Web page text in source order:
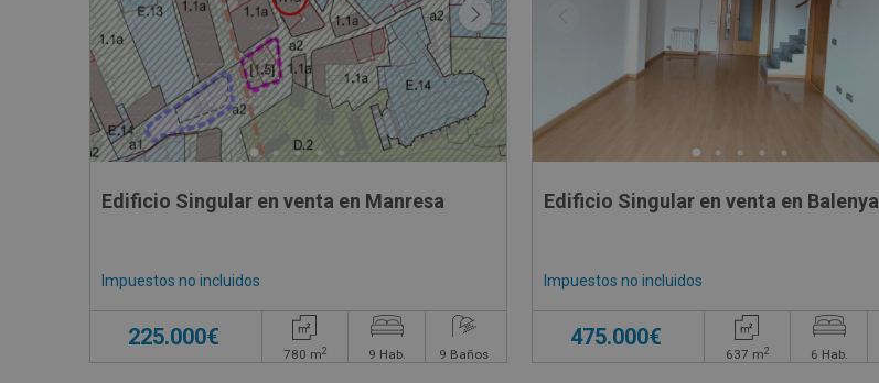
Edificio Singular en venta en Manresa
Impuestos no incluidos
225.000€
780 m2 9 Hab. 9 Baños
Edificio Singular en venta en Balenya
Impuestos no incluidos
475.000€
637 m2 6 Hab.